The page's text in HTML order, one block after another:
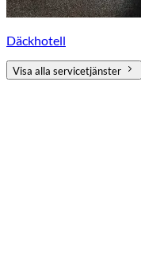
Däckhotell
Visa alla servicetjänster